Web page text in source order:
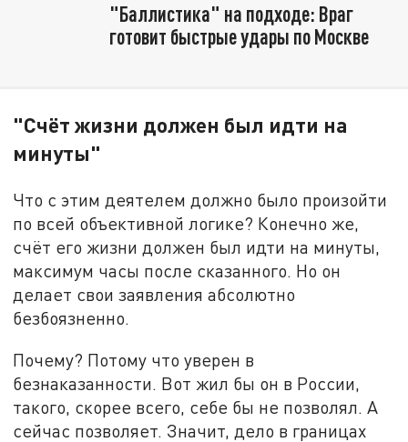
"Баллистика" на подходе: Враг
готовит быстрые удары по Москве
"Счёт жизни должен был идти на
минуты"
Что с этим деятелем должно было произойти
по всей объективной логике? Конечно же,
счёт его жизни должен был идти на минуты,
максимум часы после сказанного. Но он
делает свои заявления абсолютно
безбоязненно.
Почему? Потому что уверен в
безнаказанности. Вот жил бы он в России,
такого, скорее всего, себе бы не позволял. А
сейчас позволяет. Значит, дело в границах